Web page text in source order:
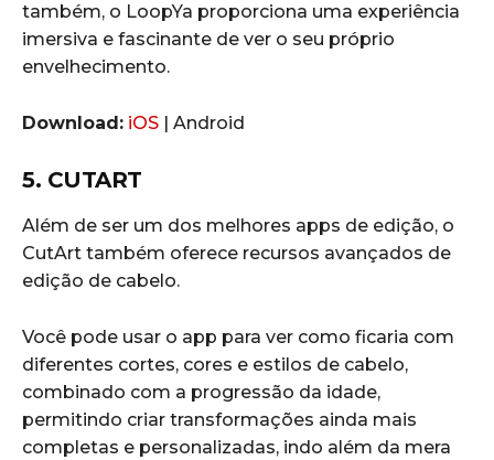
também, o LoopYa proporciona uma experiência
imersiva e fascinante de ver o seu próprio
envelhecimento.
Download: iOS | Android
5. CUTART
Além de ser um dos melhores apps de edição, o
CutArt também oferece recursos avançados de
edição de cabelo.
Você pode usar o app para ver como ficaria com
diferentes cortes, cores e estilos de cabelo,
combinado com a progressão da idade,
permitindo criar transformações ainda mais
completas e personalizadas, indo além da mera